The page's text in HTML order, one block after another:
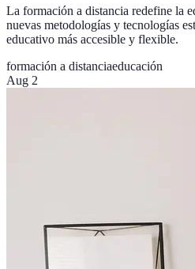
La formación a distancia redefine la
nuevas metodologías y tecnologías
educativo más accesible y flexible.
formación a distanciaeducación
Aug 2